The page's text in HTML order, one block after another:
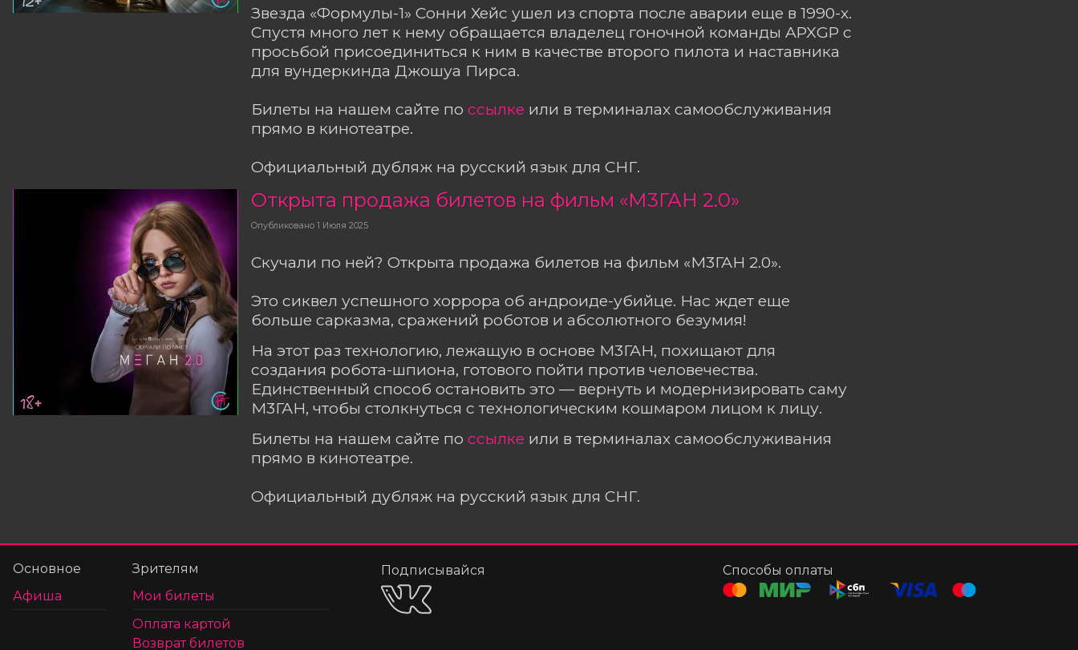
Звезда «Формулы-1» Сонни Хейс ушел из спорта после аварии еще в 1990-х.
Спустя много лет к нему обращается владелец гоночной команды APXGP с
просьбой присоединиться к ним в качестве второго пилота и наставника
для вундеркинда Джошуа Пирса.
Билеты на нашем сайте поссылке или в терминалах самообслуживания
прямо в кинотеатре.
Официальный дубляж на русский язык для СНГ.
Открыта продажа билетов на фильм «М3ГАН 2.0»
Опубликовано 1 Июля 2025
Скучали по ней? Открыта продажа билетов на фильм «М3ГАН 2.0».
Это сиквел успешного хоррора об андроиде-убийце. Нас ждет еще
больше сарказма, сражений роботов и абсолютного безумия!
На этот раз технологию, лежащую в основе М3ГАН, похищают для
создания робота-шпиона, готового пойти против человечества.
Единственный способ остановить это — вернуть и модернизировать саму
М3ГАН, чтобы столкнуться с технологическим кошмаром лицом к лицу.
Билеты на нашем сайте поссылке или в терминалах самообслуживания
прямо в кинотеатре.
Официальный дубляж на русский язык для СНГ.
Основное
Афиша
Зрителям
Мои билеты
Оплата картой
Возврат билетов
Подписывайся Способы оплаты